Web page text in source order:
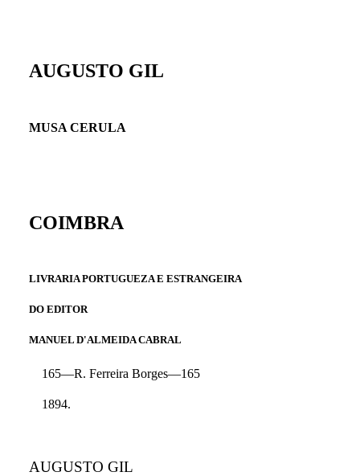
AUGUSTO GIL
MUSA CERULA
COIMBRA
LIVRARIA PORTUGUEZA E ESTRANGEIRA
DO EDITOR
MANUEL D'ALMEIDA CABRAL
165—R. Ferreira Borges—165
1894.
AUGUSTO GIL